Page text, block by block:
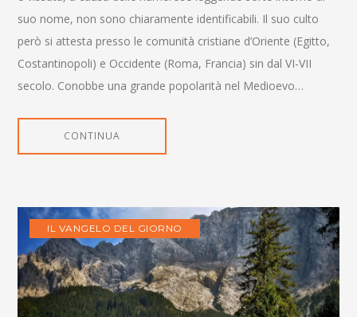
suo nome, non sono chiaramente identificabili. Il suo culto
però si attesta presso le comunità cristiane d’Oriente (Egitto,
Costantinopoli) e Occidente (Roma, Francia) sin dal VI-VII
secolo. Conobbe una grande popolarità nel Medioevo…
CONTINUA
IL VANGELO DEL GIORNO